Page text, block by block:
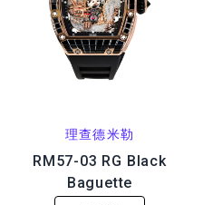
理查德米勒
RM57-03 RG Black
Baguette